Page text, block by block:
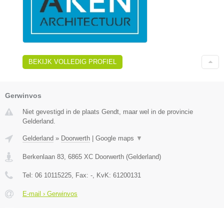
BEKIJK VOLLEDIG PROFIEL
Gerwinvos
Niet gevestigd in de plaats Gendt, maar wel in de provincie
Gelderland.
Gelderland » Doorwerth Google maps ▼
Berkenlaan 83, 6865 XC Doorwerth (Gelderland)
Tel: 06 10115225, Fax: -, KvK: 61200131
E-mail › Gerwinvos